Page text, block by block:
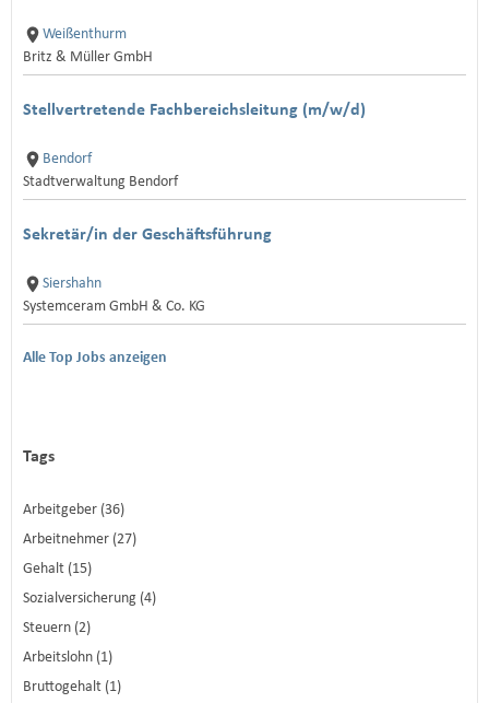
Weißenthurm
Britz & Müller GmbH
Stellvertretende Fachbereichsleitung (m/w/d)
Bendorf
Stadtverwaltung Bendorf
Sekretär/in der Geschäftsführung
Siershahn
Systemceram GmbH & Co. KG
Alle Top Jobs anzeigen
Tags
Arbeitgeber (36)
Arbeitnehmer (27)
Gehalt (15)
Sozialversicherung (4)
Steuern (2)
Arbeitslohn (1)
Bruttogehalt (1)